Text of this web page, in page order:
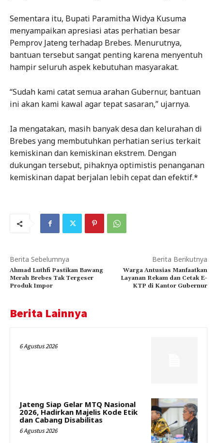
Sementara itu, Bupati Paramitha Widya Kusuma
menyampaikan apresiasi atas perhatian besar
Pemprov Jateng terhadap Brebes. Menurutnya,
bantuan tersebut sangat penting karena menyentuh
hampir seluruh aspek kebutuhan masyarakat.
“Sudah kami catat semua arahan Gubernur, bantuan
ini akan kami kawal agar tepat sasaran,” ujarnya.
Ia mengatakan, masih banyak desa dan kelurahan di
Brebes yang membutuhkan perhatian serius terkait
kemiskinan dan kemiskinan ekstrem. Dengan
dukungan tersebut, pihaknya optimistis penanganan
kemiskinan dapat berjalan lebih cepat dan efektif.*
Berita Sebelumnya
Ahmad Luthfi Pastikan Bawang
Merah Brebes Tak Tergeser
Produk Impor
Berita Berikutnya
Warga Antusias Manfaatkan
Layanan Rekam dan Cetak E-
KTP di Kantor Gubernur
Berita Lainnya
6 Agustus 2026
Jateng Siap Gelar MTQ Nasional
2026, Hadirkan Majelis Kode Etik
dan Cabang Disabilitas
6 Agustus 2026